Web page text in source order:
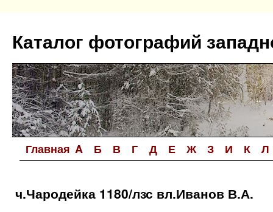
содержимому
Каталог фотографий
Главная A Б В Г Д Е Ж З И К Л
ч.Чародейка 1180/лзс вл.Иванов В.А.